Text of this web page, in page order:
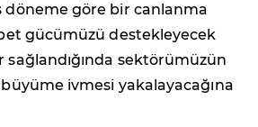
göre bir canlanma
gücümüzü destekleyecek
sektörümüzün
ivmesi yakalayacağına